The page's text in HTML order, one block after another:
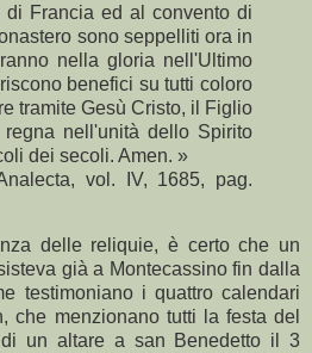
Francia ed al convento di
sono seppelliti ora in
nella gloria nell'Ultimo
benefici su tutti coloro
tramite Gesù Cristo, il Figlio
nell'unità dello Spirito
dei secoli. Amen. »
vol. IV, 1685, pag.
delle reliquie, è certo che un
già a Montecassino fin dalla
testimoniano i quattro calendari
che menzionano tutti la festa del
un altare a san Benedetto il 3